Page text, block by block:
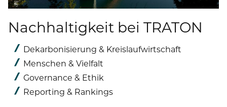
Nachhaltigkeit bei TRATON
Dekarbonisierung & Kreislaufwirtschaft
Menschen & Vielfalt
Governance & Ethik
Reporting & Rankings